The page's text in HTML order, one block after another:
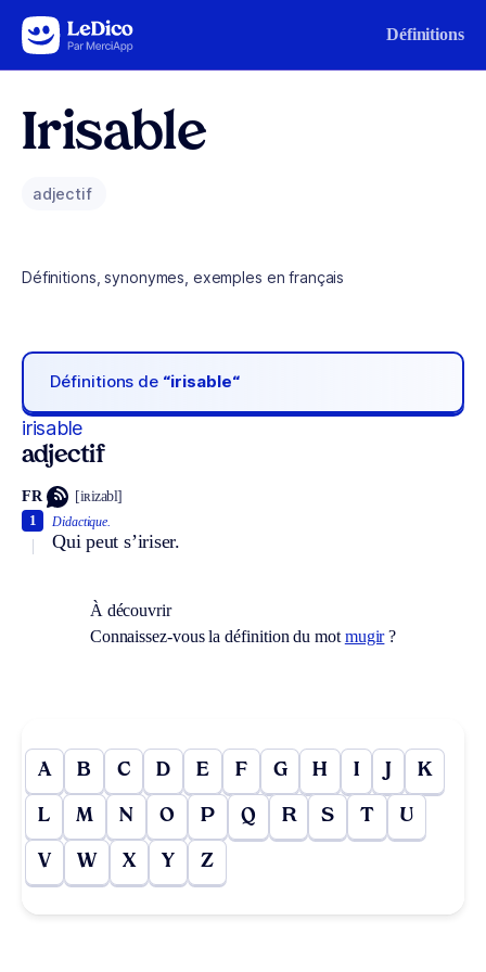
Aller au contenu Définitions
Irisable
adjectif
Définitions, synonymes, exemples en français
Définitions de “irisable“
irisable
adjectif
FR [iʀizabl]
Didactique.
Qui peut s’iriser.
1
À découvrir
Connaissez-vous la définition du mot mugir?
A B C D E F G H I J K
L M N O P Q R S T U
V W X Y Z